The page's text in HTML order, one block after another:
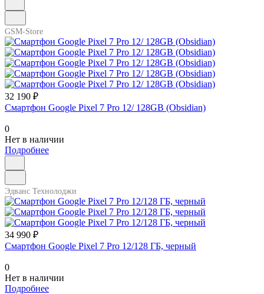
GSM-Store
32 190 ₽
Смартфон Google Pixel 7 Pro 12/ 128GB (Obsidian)
0
Нет в наличии
Подробнее
Эдванс Технолоджи
34 990 ₽
Смартфон Google Pixel 7 Pro 12/128 ГБ, черный
0
Нет в наличии
Подробнее